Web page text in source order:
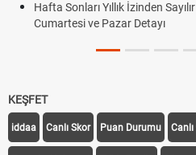
Hafta Sonları Yıllık İzinden
Cumartesi ve Pazar Detayı
KEŞFET
iddaa Canlı Skor Puan Durumu